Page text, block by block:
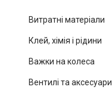
Витратні матеріали
Клей, хімія і рідини
Важки на колеса
Вентилі та аксесуари